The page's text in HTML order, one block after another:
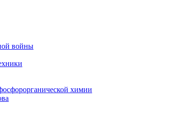
войны
химии